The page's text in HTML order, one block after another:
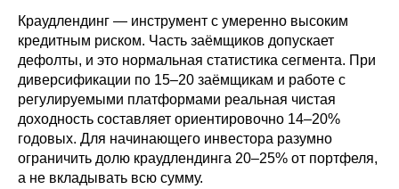
Краудлендинг — инструмент с умеренно высоким
кредитным риском. Часть заёмщиков допускает
дефолты, и это нормальная статистика сегмента. При
диверсификации по 15–20 заёмщикам и работе с
регулируемыми платформами реальная чистая
доходность составляет ориентировочно 14–20%
годовых. Для начинающего инвестора разумно
ограничить долю краудлендинга 20–25% от портфеля,
а не вкладывать всю сумму.